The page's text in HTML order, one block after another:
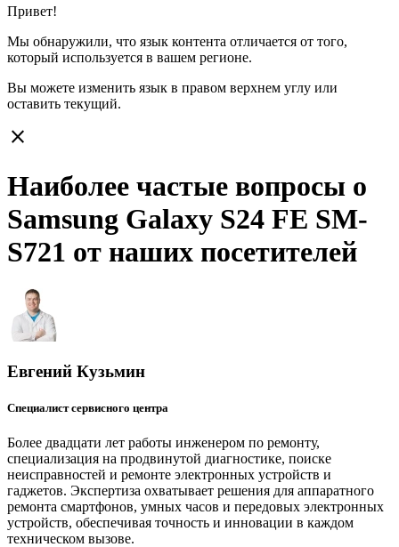
Привет!
Мы обнаружили, что язык контента отличается от того,
который используется в вашем регионе.
Вы можете изменить язык в правом верхнем углу или
оставить текущий.
close
Наиболее частые вопросы о
Samsung Galaxy S24 FE SM-
S721 от наших посетителей
Евгений Кузьмин
Специалист сервисного центра
Более двадцати лет работы инженером по ремонту,
специализация на продвинутой диагностике, поиске
неисправностей и ремонте электронных устройств и
гаджетов. Экспертиза охватывает решения для аппаратного
ремонта смартфонов, умных часов и передовых электронных
устройств, обеспечивая точность и инновации в каждом
техническом вызове.